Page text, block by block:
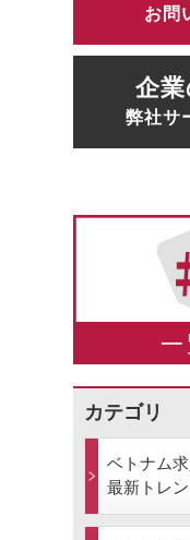
お問
企
弊社サ
カテゴリ
ベトナム
最新トレ